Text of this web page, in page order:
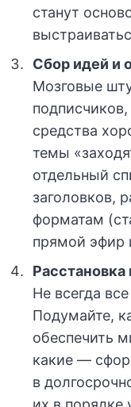
станут
Сбор идей и
Мозговые
средства
темы
отдельный
заголовков,
форматам
прямой эфир
Расстановка
Не всегда
Подумайте,
обеспечить
какие —
в